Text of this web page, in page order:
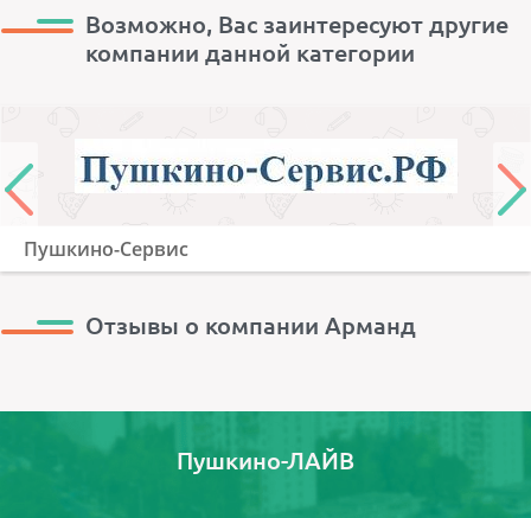
Возможно, Вас заинтересуют другие
компании данной категории
Пушкино-Сервис
Отзывы о компании Арманд
Пушкино-ЛАЙВ